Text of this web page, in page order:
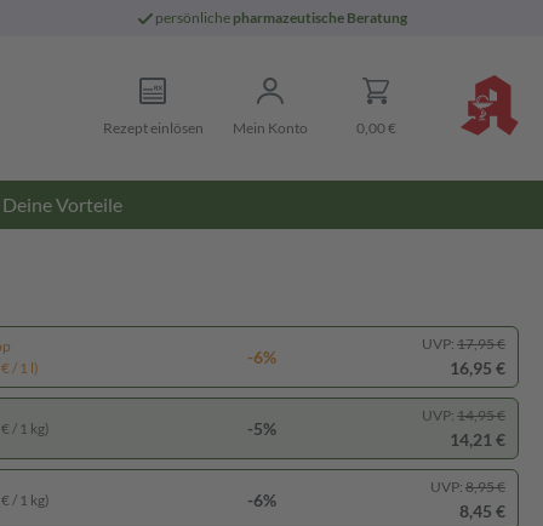
persönliche pharmazeutische Beratung
Rezept einlösen Mein Konto 0,00 €
Deine Vorteile
/ 1 l)
-6%
UVP: 17,95 €
16,95 €
/ 1 kg) -5%
UVP: 14,95 €
14,21 €
/ 1 kg) -6%
UVP: 8,95 €
8,45 €